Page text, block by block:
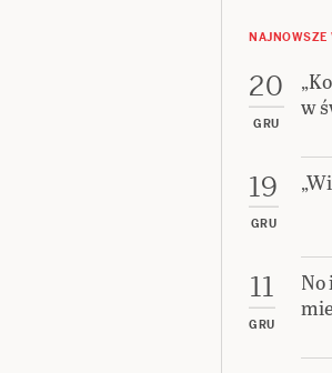
NAJNOWSZE
20
GRU
w
19
GRU
11
GRU
No